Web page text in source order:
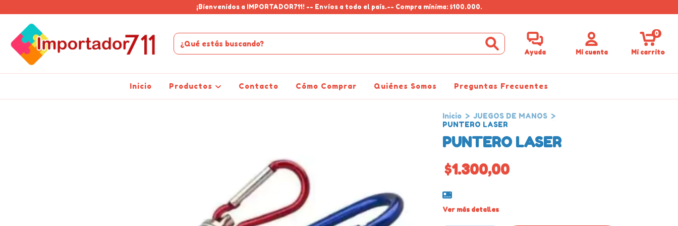
¡Bienvenidos a IMPORTADOR711! -- Envíos a todo el país.-- Compra mínima: $100.000.
Ayuda Mi cuenta Mi carrito
0
Inicio Productos Contacto Cómo Comprar Quiénes Somos Preguntas Frecuentes
Inicio > JUEGOS DE MANOS >
PUNTERO LASER
PUNTERO LASER
$1.300,00
Ver más detalles